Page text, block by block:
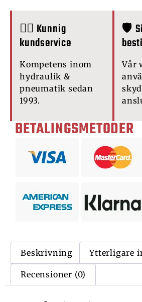
🙋‍♂️ Kunnig
kundservice
Kompetens inom
hydraulik &
pneumatik sedan
1993.
🛡️
Vår
BETALINGSMETODER
Beskrivning Ytterligare
Recensioner (0)